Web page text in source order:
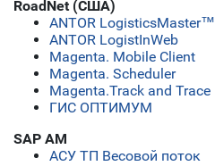
RoadNet (США)
ANTOR LogisticsMaster™
ANTOR LogistInWeb
Magenta. Mobile Client
Magenta. Scheduler
Magenta.Track and Trace
ГИС ОПТИМУМ
SAP AM
АСУ ТП Весовой поток